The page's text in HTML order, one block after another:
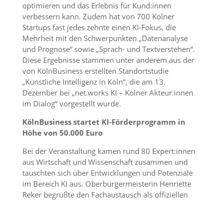
optimieren und das Erlebnis für Kund:innen
verbessern kann. Zudem hat von 700 Kölner
Startups fast jedes zehnte einen KI-Fokus, die
Mehrheit mit den Schwerpunkten „Datenanalyse
und Prognose“ sowie „Sprach- und Textverstehen“.
Diese Ergebnisse stammen unter anderem aus der
von KölnBusiness erstellten Standortstudie
„Künstliche Intelligenz in Köln“, die am 13.
Dezember bei „net.works KI – Kölner Akteur:innen
im Dialog“ vorgestellt wurde.
KölnBusiness startet KI-Förderprogramm in
Höhe von 50.000 Euro
Bei der Veranstaltung kamen rund 80 Expert:innen
aus Wirtschaft und Wissenschaft zusammen und
tauschten sich über Entwicklungen und Potenziale
im Bereich KI aus. Oberbürgermeisterin Henriette
Reker begrüßte den Fachaustausch als offiziellen